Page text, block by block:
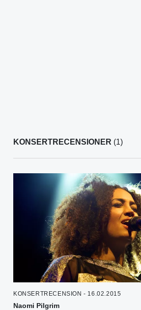
KONSERTRECENSIONER (1)
KONSERTRECENSION - 16.02.2015
Naomi Pilgrim